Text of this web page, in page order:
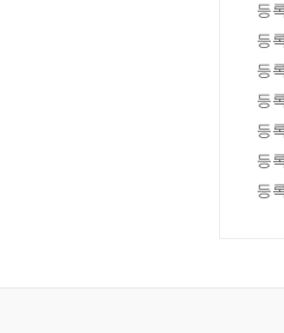
등
등
등
등
등
등
등